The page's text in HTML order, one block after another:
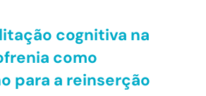
cognitiva na
como
para a reinserção